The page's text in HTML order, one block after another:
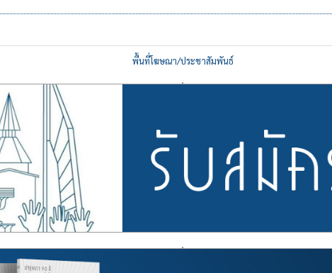
พื้นที่โฆษณา/ประชาสัมพันธ์